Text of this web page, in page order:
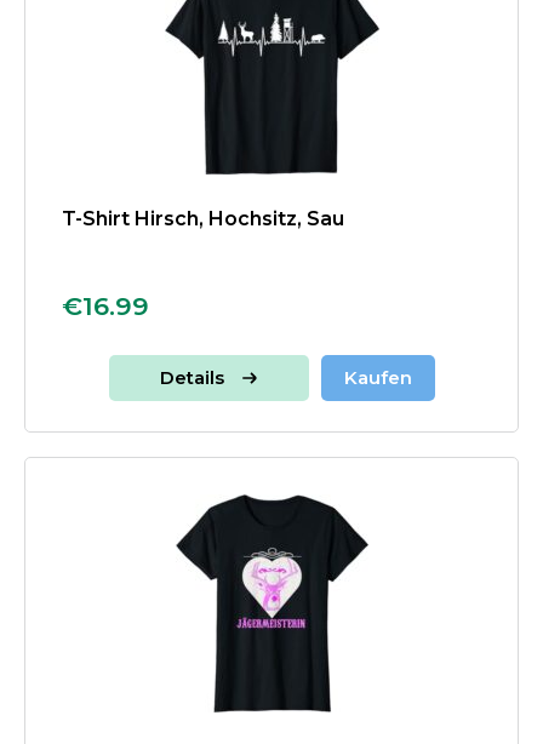
T-Shirt Hirsch, Hochsitz, Sau
€16.99
Details Kaufen